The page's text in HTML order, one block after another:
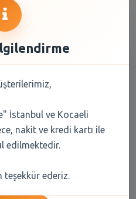
Seçiniz
OKEY CIFTE HAZ 10LU
332,85 TL
İstanbul ve Kocaeli
nakit ve kredi kartı ile
edilmektedir.
teşekkür ederiz.